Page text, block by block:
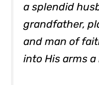
a splendid
grandfather,
and man of
into His arms